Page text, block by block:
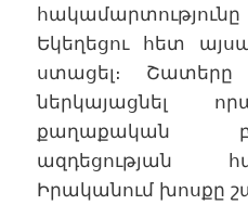
Եկեղեցու հետ
ստացել։
ներկայացնել
քաղաքական
ազդեցության
Իրականում խոսքը